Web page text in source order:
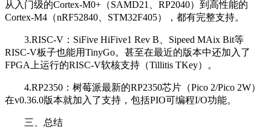
从入门级的Cortex-M0+ （SAMD21 RP2040）到高性能的
Cortex-M4 （nRF52840 STM32F405），都有完整支持。
3.RISC-V ： SiFive HiFive1 Rev B Sipeed MAix Bit等
RISC-V板子也能用TinyGo。甚至在最近的版本中还加入了
FPGA 上运行的RISC-V软核支持（Tillitis TKey）。
4.RP2350 ：树莓派最新的RP2350芯片（Pico 2/Pico 2W）
在v0.36.0版本就加入了支持，包括PIO可编程I/O功能。
三、总结